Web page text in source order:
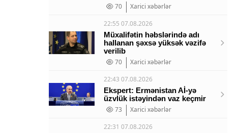
70
Xarici xəbərlər
22:55 07.08.2026
Müxalifətin həbslərində adı
hallanan şəxsə yüksək vəzifə
verilib
70
Xarici xəbərlər
22:43 07.08.2026
Ekspert: Ermənistan Aİ-yə
üzvlük istəyindən vaz keçmir
73
Xarici xəbərlər
22:31 07.08.2026